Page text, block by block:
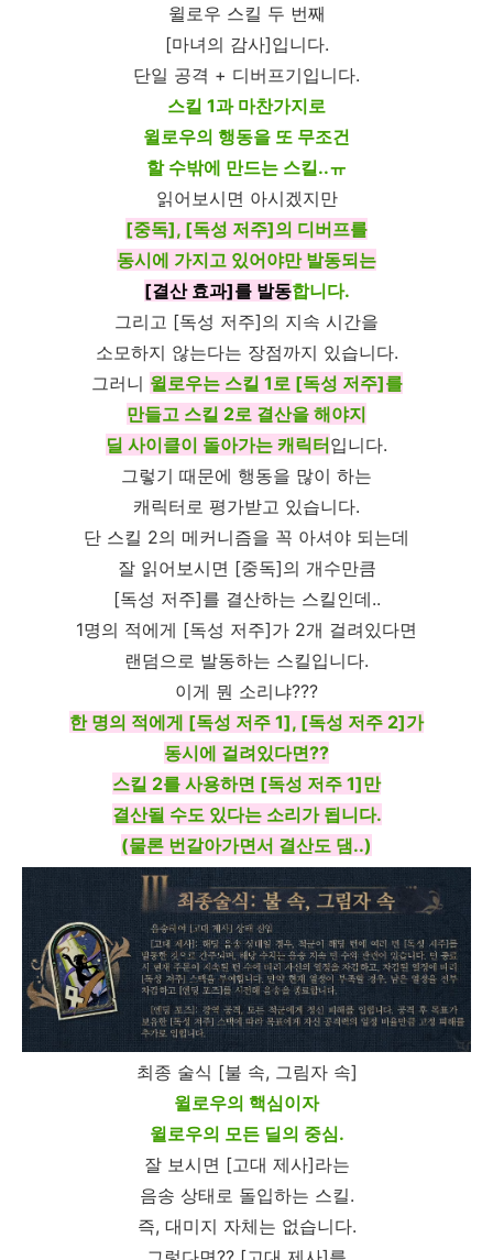
윌로우 스킬 두 번째
[마녀의 감사]입니다.
단일 공격 + 디버프기입니다.
스킬 1과 마찬가지로
윌로우의 행동을 또 무조건
할 수밖에 만드는 스킬..ㅠ
읽어보시면 아시겠지만
[중독], [독성 저주]의 디버프를
동시에 가지고 있어야만 발동되는
[결산 효과]를 발동합니다.
그리고 [독성 저주]의 지속 시간을
소모하지 않는다는 장점까지 있습니다.
그러니 윌로우는 스킬 1로 [독성 저주]를
만들고 스킬 2로 결산을 해야지
딜 사이클이 돌아가는 캐릭터입니다.
그렇기 때문에 행동을 많이 하는
캐릭터로 평가받고 있습니다.
단 스킬 2의 메커니즘을 꼭 아셔야 되는데
잘 읽어보시면 [중독]의 개수만큼
[독성 저주]를 결산하는 스킬인데..
1명의 적에게 [독성 저주]가 2개 걸려있다면
랜덤으로 발동하는 스킬입니다.
이게 뭔 소리냐???
한 명의 적에게 [독성 저주 1], [독성 저주 2]가
동시에 걸려있다면??
스킬 2를 사용하면 [독성 저주 1]만
결산될 수도 있다는 소리가 됩니다.
(물론 번갈아가면서 결산도 댐..)
최종 술식 [불 속, 그림자 속]
윌로우의 핵심이자
윌로우의 모든 딜의 중심.
잘 보시면 [고대 제사]라는
음송 상태로 돌입하는 스킬.
즉, 대미지 자체는 없습니다.